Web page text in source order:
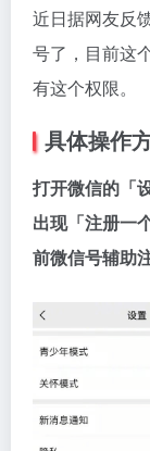
近日据网友反
号了，目前这
有这个权限。
具体操作
打开微信的「
出现「注册一
前微信号辅助